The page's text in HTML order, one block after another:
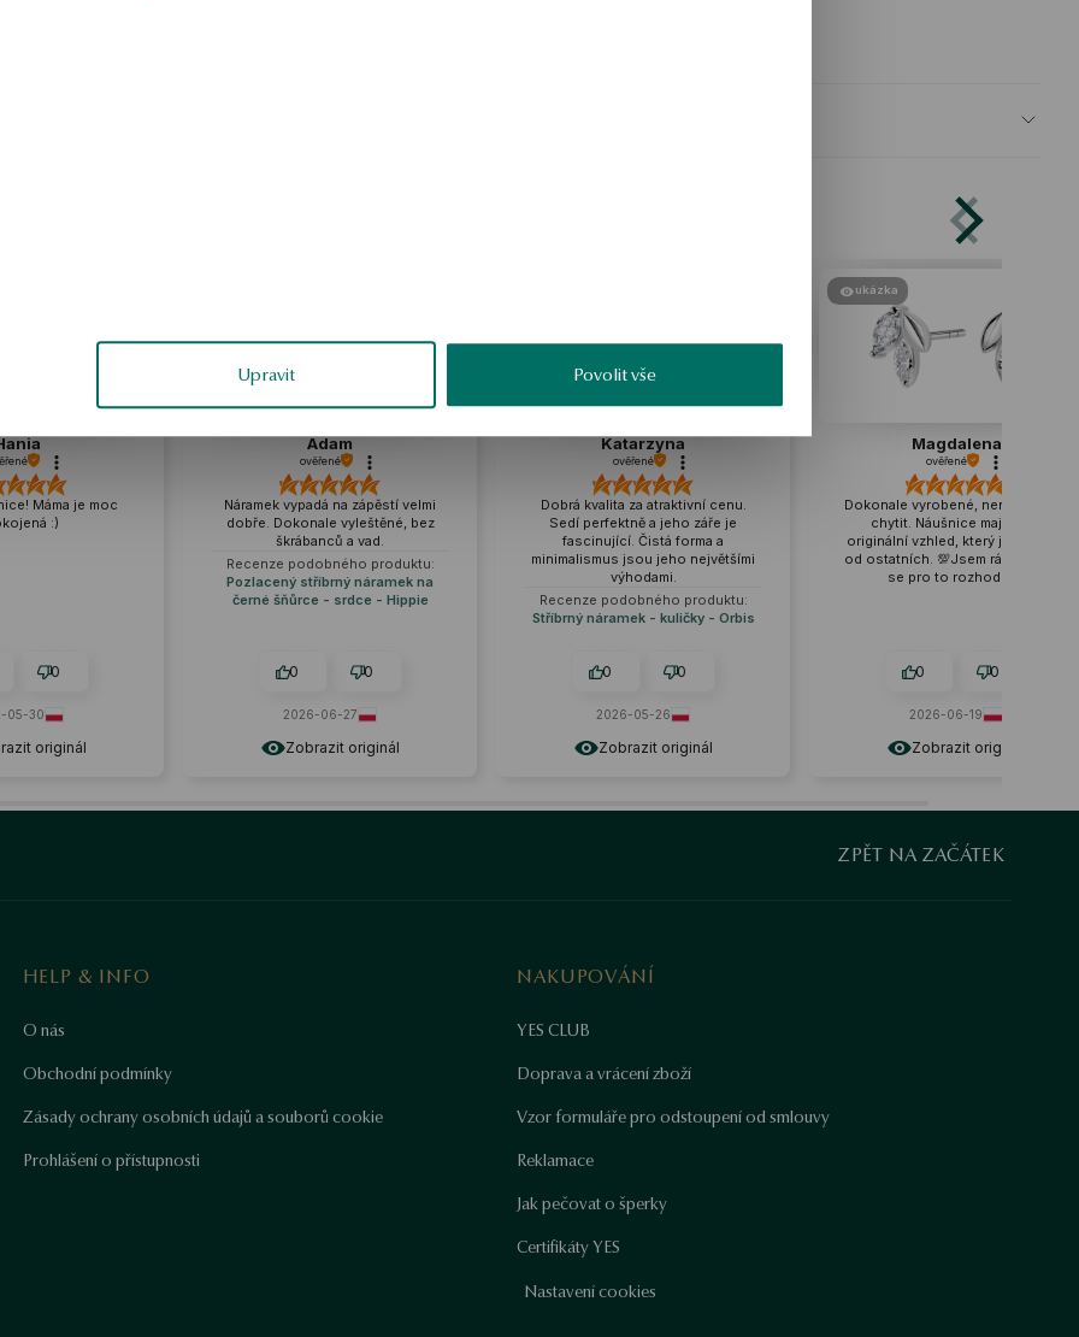
Upravit Povolit vše
Zobrazit originál
Adam
ověřené
vypadá na zápěstí velmi
Dokonale vyleštěné, bez
0
2026-06-27
Zobrazit originál
Katarzyna
ověřené
Dobrá kvalita za atraktivní cenu.
Sedí perfektně a jeho záře je
fascinující. Čistá forma a
minimalismus jsou jeho největšími
výhodami.
Recenze podobného produktu:
0
2026-05-26
Zobrazit originál
Magdalena
ověřené
Dokonale vyrobené, není se čeho
chytit. Náušnice mají velmi
originální vzhled, který je odlišuje
od ostatních. 💯Jsem rád, že jsem
se pro to rozhodl. ❤️
0
2026-06-19
Zobrazit
Marzena
ověřené
Kvalita zpracování
očekávání. Jsou velmi
vhodné pro různé
stylizace, jsem velmi
0
tento měsíc
ZPĚT NA ZAČÁTEK
HELP & INFO
O nás
Obchodní podmínky
Zásady ochrany osobních údajů a souborů cookie
Prohlášení o přístupnosti
NAKUPOVÁNÍ
YES CLUB
Doprava a vrácení zboží
Vzor formuláře pro odstoupení od smlouvy
Reklamace
Jak pečovat o šperky
Certifikáty YES
Nastavení cookies